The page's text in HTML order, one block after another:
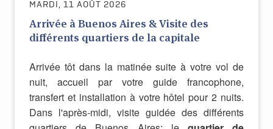
MARDI, 11 AOÛT 2026
Arrivée à Buenos Aires & Visite des
différents quartiers de la capitale
Arrivée tôt dans la matinée suite à votre vol de
nuit, accueil par votre guide francophone,
transfert et installation à votre hôtel pour 2 nuits.
Dans l'après-midi, visite guidée des différents